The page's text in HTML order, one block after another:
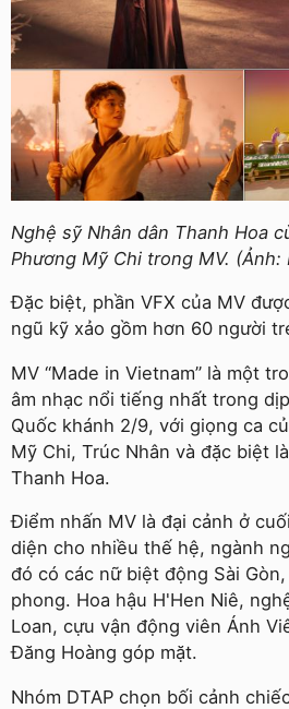
Nghệ sỹ Nhân dân Thanh Hoa
Phương Mỹ Chi trong MV. (Ảnh:
Đặc biệt, phần VFX của MV
ngũ kỹ xảo gồm hơn 60 người
MV “Made in Vietnam” là một
âm nhạc nổi tiếng nhất trong
Quốc khánh 2/9, với giọng ca
Mỹ Chi, Trúc Nhân và đặc biệt
Thanh Hoa.
Điểm nhấn MV là đại cảnh ở
diện cho nhiều thế hệ, ngành
đó có các nữ biệt động Sài
phong. Hoa hậu H'Hen Niê,
Loan, cựu vận động viên Ánh
Đăng Hoàng góp mặt.
Nhóm DTAP chọn bối cảnh